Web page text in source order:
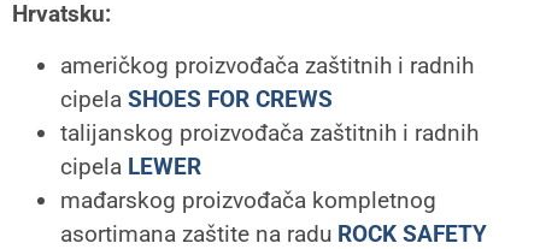
Hrvatsku:
američkog proizvođača zaštitnih i radnih
cipela SHOES FOR CREWS
talijanskog proizvođača zaštitnih i radnih
cipela LEWER
mađarskog proizvođača kompletnog
asortimana zaštite na radu ROCK SAFETY